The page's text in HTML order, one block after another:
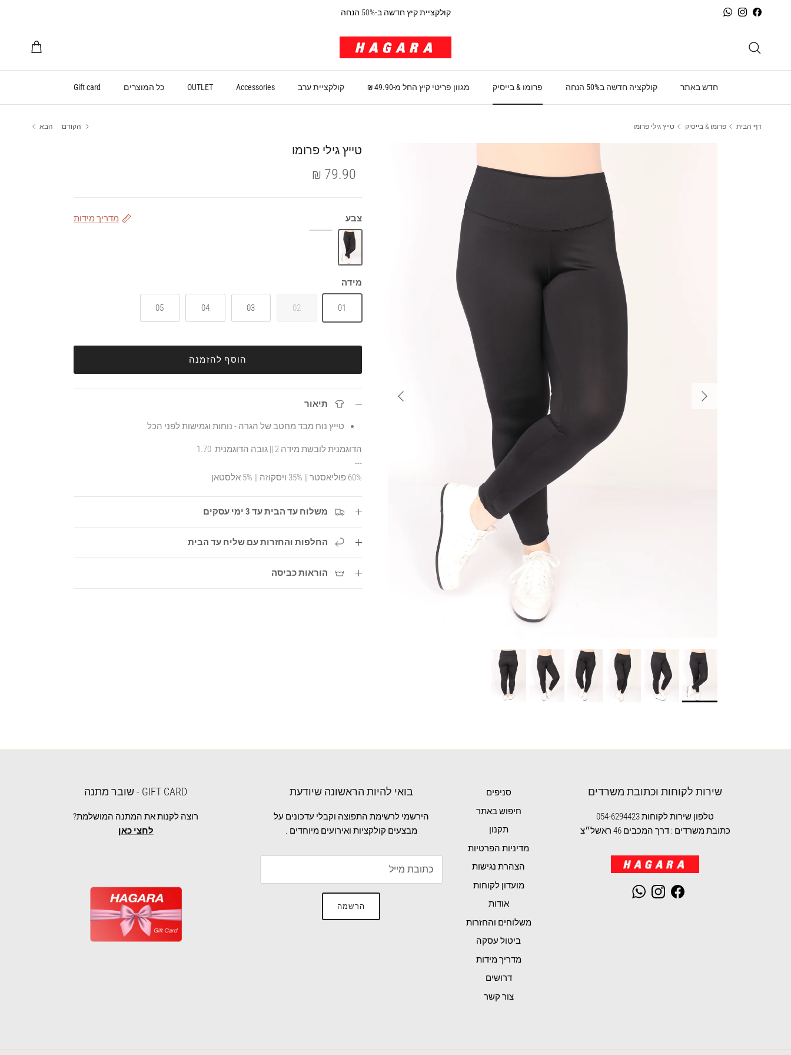
דילוג לתוכן
Facebook
Instagram
WhatsApp קולקציית קיץ חדשה ב-50% הנחה
עגלת קניות
חדש באתר קולקציה חדשה ב50% הנחה פרומו & בייסיק מגוון פריטי קיץ החל מ-49.90 ₪ קולקציית ערב Accessories
OUTLET כל המוצרים Gift card
דף הבית פרומו & בייסיק טייץ גילי פרומו הקודם הבא
הקודם הבא
טייץ גילי פרומו
79.90 ₪
צבע מדריך מידות
מידה
01
02
03
04
05
הוסף להזמנה
תיאור
טייץ נוח מבד מחטב של הגרה - נוחות וגמישות לפני הכל
הדוגמנית לובשת מידה 2 || גובה הדוגמנית 1.70
---
60% פוליאסטר || 35% ויסקוזה || 5% אלסטאן
משלוח עד הבית עד 3 ימי עסקים
החלפות והחזרות עם שליח עד הבית
הוראות כביסה
שירות לקוחות וכתובת משרדים
טלפון שירות לקוחות 054-6294423
כתובת משרדים : דרך המכבים 46 ראשל״צ
Facebook
Instagram
WhatsApp
סניפים
חיפוש באתר
תקנון
מדיניות הפרטיות
הצהרת נגישות
מועדון לקוחות
אודות
משלוחים והחזרות
ביטול עסקה
מדריך מידות
דרושים
צור קשר
בואי להיות הראשונה שיודעת
הירשמי לרשימת התפוצה וקבלי עדכונים על
מבצעים קולקציות ואירועים מיוחדים .
הרשמה
GIFT CARD - שובר מתנה
רוצה לקנות את המתנה המושלמת?
לחצי כאן